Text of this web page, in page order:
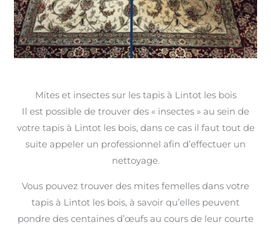
Mites et insectes sur les tapis à Lintot les bois
Il est possible de trouver des « insectes » au sein de
votre tapis à Lintot les bois, dans ce cas il faut tout de
suite appeler un professionnel afin d’effectuer un
nettoyage.
Vous pouvez trouver des mites femelles dans votre
tapis à Lintot les bois, à savoir qu’elles peuvent
pondre des centaines d’œufs au cours de leur courte